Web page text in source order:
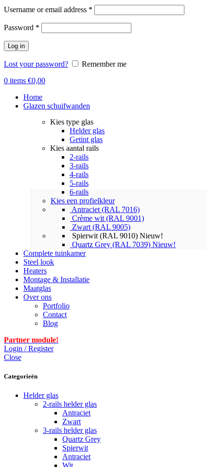
Username or email address *
Password *
Log in
Lost your password?
Remember me
0 items €0,00
Home
Glazen schuifwanden
Kies type glas
Helder glas
Getint glas
Kies aantal rails
2-rails
3-rails
4-rails
5-rails
6-rails
Kies een profielkleur
Antraciet (RAL 7016)
Crème wit (RAL 9001)
Zwart (RAL 9005)
Spierwit (RAL 9010) Nieuw!
Quartz Grey (RAL 7039) Nieuw!
Complete tuinkamer
Steel look
Heaters
Montage & Installatie
Maatglas
Over ons
Portfolio
Contact
Blog
Partner module!
Login / Register
Close
Categorieën
Helder glas
2-rails helder glas
Antraciet
Zwart
3-rails helder glas
Quartz Grey
Spierwit
Antraciet